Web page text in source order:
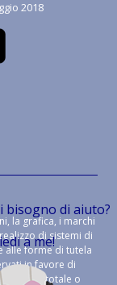
bisogno di aiuto?
a me!
2018
la grafica, i marchi
di sistemi di
alle forme di tutela
in favore di
totale o